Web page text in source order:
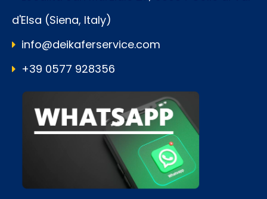
d'Elsa (Siena, Italy)
info@deikaferservice.com
+39 0577 928356